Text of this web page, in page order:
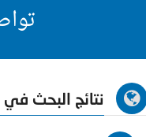
نتائج البحث